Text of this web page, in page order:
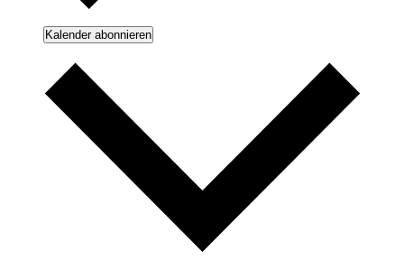
Kalender abonnieren